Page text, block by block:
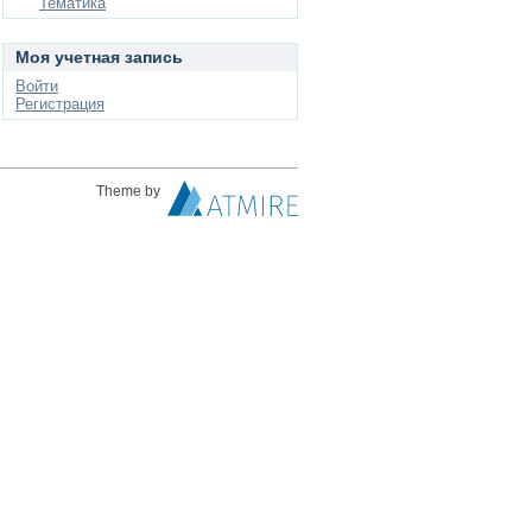
Моя учетная запись
Войти
Регистрация
Theme by